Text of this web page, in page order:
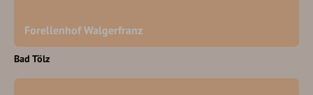
Forellenhof Walgerfranz
Bad Tölz